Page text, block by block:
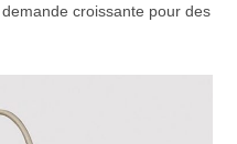
croissante pour des